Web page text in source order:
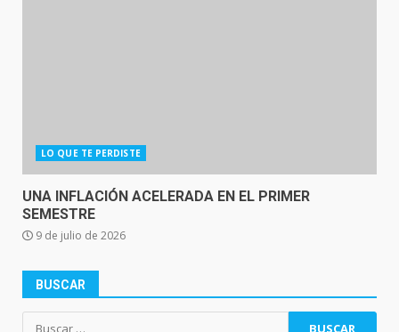
LO QUE TE PERDISTE
UNA INFLACIÓN ACELERADA EN EL PRIMER
SEMESTRE
9 de julio de 2026
BUSCAR
Buscar: